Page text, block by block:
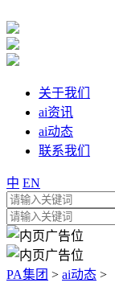
关于我们
ai资讯
ai动态
联系我们
中 EN
PA集团 > ai动态 >